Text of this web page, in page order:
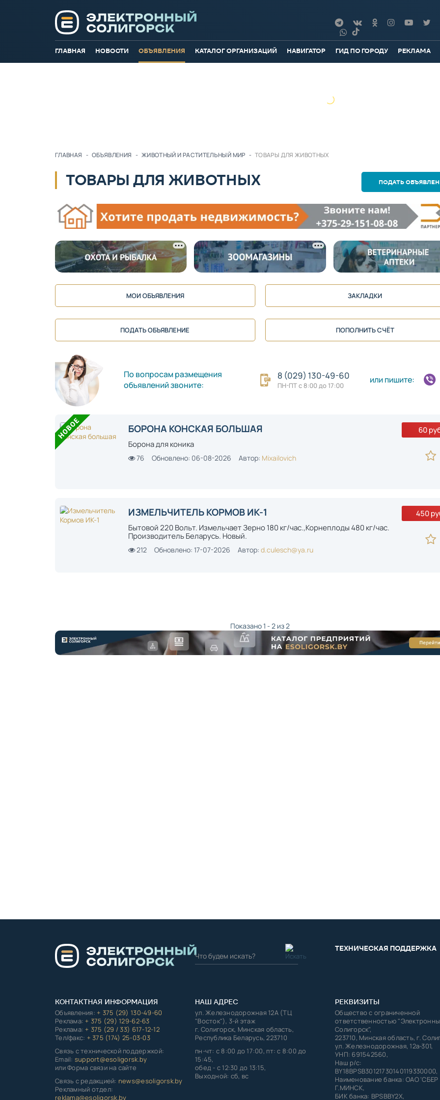
ГЛАВНАЯ НОВОСТИ ОБЪЯВЛЕНИЯ КАТАЛОГ ОРГАНИЗАЦИЙ НАВИГАТОР ГИД ПО ГОРОДУ РЕКЛАМА
ГЛАВНАЯ - ОБЪЯВЛЕНИЯ - ЖИВОТНЫЙ И РАСТИТЕЛЬНЫЙ МИР - ТОВАРЫ ДЛЯ ЖИВОТНЫХ
ТОВАРЫ ДЛЯ ЖИВОТНЫХ ПОДАТЬ
МОИ ОБЪЯВЛЕНИЯ ЗАКЛАДКИ
ПОДАТЬ ОБЪЯВЛЕНИЕ ПОПОЛНИТЬ СЧЁТ
По вопросам размещения
объявлений звоните:
8 (029) 130-49-60
ПН-ПТ с 8:00 до 17:00
или пишите:
60
БОРОНА КОНСКАЯ БОЛЬШАЯ
Борона для коника
76 Обновлено: 06-08-2026 Автор: Mixailovich
450
ИЗМЕЛЬЧИТЕЛЬ КОРМОВ ИК-1
Бытовой 220 Вольт. Измельчает Зерно 180 кг/час.,Корнеплоды 480 кг/час.
Производитель Беларусь. Новый.
212 Обновлено: 17-07-2026 Автор:d.culesch@ya.ru
Показано 1 - 2 из 2
ТЕХНИЧЕСКАЯ ПОДДЕРЖКА
КОНТАКТНАЯ ИНФОРМАЦИЯ
Объявления:+ 375 (29) 130-49-60
Реклама:+ 375 (29) 129-62-63
Реклама:+ 375 (29 / 33) 617-12-12
Тел/факс: + 375 (174) 25-03-03
Связь с технической поддержкой:
Email: support@esoligorsk.by
или Форма связи на сайте
Связь с редакцией: news@esoligorsk.by
Рекламный отдел:
reklama@esoligorsk.by
НАШ АДРЕС
ул. Железнодорожная 12А (ТЦ
"Восток"), 3-й этаж
г. Солигорск, Минская область,
Республика Беларусь, 223710
пн-чт: с 8:00 до 17:00, пт: с 8:00 до
15:45,
обед - с 12:30 до 13:15,
Выходной: сб, вс
РЕКВИЗИТЫ
Общество с ограниченной
ответственностью
Солигорск",
223710, Минская область, г.
ул. Железнодорожная, 12а-301,
УНП: 691542560,
Наш р/с:
BY18BPSB30121730140119330000,
Наименование банка: ОАО
Г.МИНСК,
БИК банка: BPSBBY2X,